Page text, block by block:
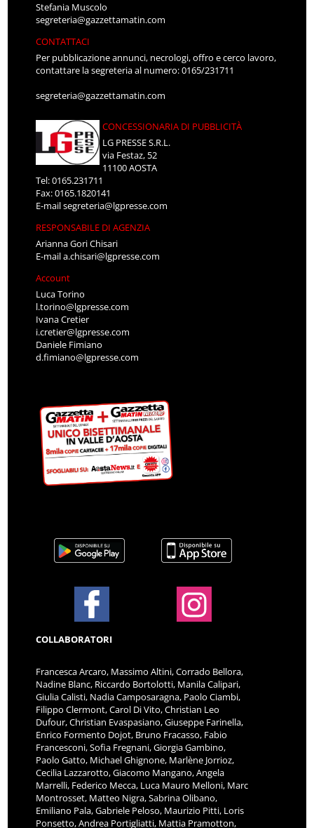
Stefania Muscolo
segreteria@gazzettamatin.com
CONTATTACI
Per pubblicazione annunci, necrologi, offro e cerco lavoro,
contattare la segreteria al numero: 0165/231711
segreteria@gazzettamatin.com
CONCESSIONARIA DI PUBBLICITÀ
LG PRESSE S.R.L.
via Festaz, 52
11100 AOSTA
Tel: 0165.231711
Fax: 0165.1820141
E-mailsegreteria@lgpresse.com
RESPONSABILE DI AGENZIA
Arianna Gori Chisari
E-maila.chisari@lgpresse.com
Account
Luca Torino
l.torino@lgpresse.com
Ivana Cretier
i.cretier@lgpresse.com
Daniele Fimiano
d.fimiano@lgpresse.com
COLLABORATORI
Francesca Arcaro, Massimo Altini, Corrado Bellora,
Nadine Blanc, Riccardo Bortolotti, Manila Calipari,
Giulia Calisti, Nadia Camposaragna, Paolo Ciambi,
Filippo Clermont, Carol Di Vito, Christian Leo
Dufour, Christian Evaspasiano, Giuseppe Farinella,
Enrico Formento Dojot, Bruno Fracasso, Fabio
Francesconi, Sofia Fregnani, Giorgia Gambino,
Paolo Gatto, Michael Ghignone, Marlène Jorrioz,
Cecilia Lazzarotto, Giacomo Mangano, Angela
Marrelli, Federico Mecca, Luca Mauro Melloni, Marc
Montrosset, Matteo Nigra, Sabrina Olibano,
Emiliano Pala, Gabriele Peloso, Maurizio Pitti, Loris
Ponsetto, Andrea Portigliatti, Mattia Pramotton,